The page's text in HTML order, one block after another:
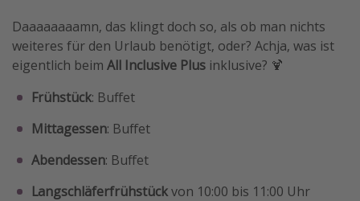
Daaaaaaaamn, das klingt doch so, als ob man nichts
weiteres für den Urlaub benötigt, oder? Achja, was ist
eigentlich beim All Inclusive Plus inklusive? 🍹
Frühstück: Buffet
Mittagessen: Buffet
Abendessen: Buffet
Langschläferfrühstückvon 10:00 bis 11:00 Uhr